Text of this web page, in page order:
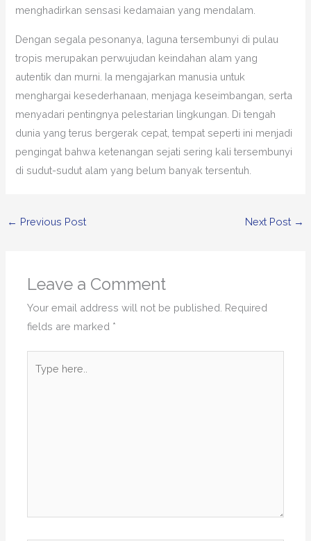
menghadirkan sensasi kedamaian yang mendalam.
Dengan segala pesonanya, laguna tersembunyi di pulau
tropis merupakan perwujudan keindahan alam yang
autentik dan murni. Ia mengajarkan manusia untuk
menghargai kesederhanaan, menjaga keseimbangan, serta
menyadari pentingnya pelestarian lingkungan. Di tengah
dunia yang terus bergerak cepat, tempat seperti ini menjadi
pengingat bahwa ketenangan sejati sering kali tersembunyi
di sudut-sudut alam yang belum banyak tersentuh.
← Previous Post Next Post →
Leave a Comment
Your email address will not be published. Required
fields are marked *
here..